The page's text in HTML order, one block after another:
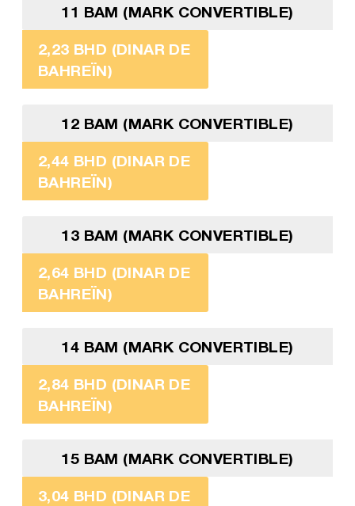
11 BAM (MARK CONVERTIBLE)
2,23 BHD (DINAR DE
BAHREÏN)
12 BAM (MARK CONVERTIBLE)
2,44 BHD (DINAR DE
BAHREÏN)
13 BAM (MARK CONVERTIBLE)
2,64 BHD (DINAR DE
BAHREÏN)
14 BAM (MARK CONVERTIBLE)
2,84 BHD (DINAR DE
BAHREÏN)
15 BAM (MARK CONVERTIBLE)
3,04 BHD (DINAR DE